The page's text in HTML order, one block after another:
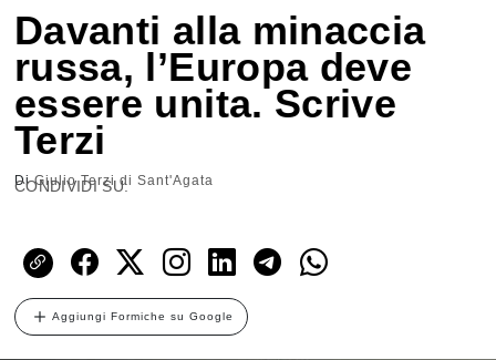
Davanti alla minaccia
russa, l’Europa deve
essere unita. Scrive
Terzi
DiGiulio Terzi di Sant'Agata
CONDIVIDI SU:
Aggiungi Formiche su Google